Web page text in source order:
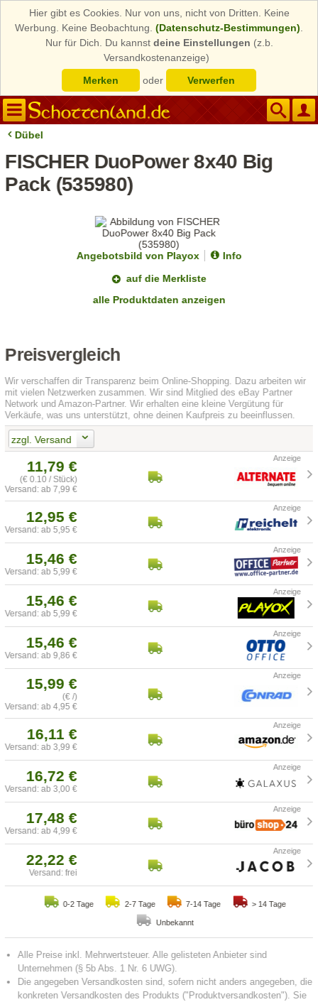
Hier gibt es Cookies. Nur von uns, nicht von Dritten. Keine
Werbung. Keine Beobachtung. (Datenschutz-Bestimmungen)
Nur für Dich. Du kannst deine Einstellungen (z.b.
Versandkostenanzeige)
Merken
oder Verwerfen
Dübel
FISCHER DuoPower 8x40 Big
Pack (535980)
Angebotsbild von Playox
Info
auf die Merkliste
alle Produktdaten anzeigen
Preisvergleich
Wir verschaffen dir Transparenz beim Online-Shopping. Dazu arbeiten wir
mit vielen Netzwerken zusammen. Wir sind Mitglied des eBay Partner
Network und Amazon-Partner. Wir erhalten eine kleine Vergütung für
Verkäufe, was uns unterstützt, ohne deinen Kaufpreis zu beeinflussen.
zzgl. Versand
11,79 €
(€ 0.10 / Stück)
Versand: ab 7,99 €
12,95 €
Versand: ab 5,95 €
15,46 €
Versand: ab 5,99 €
15,46 €
Versand: ab 5,99 €
15,46 €
Versand: ab 9,86 €
15,99 €
(€ /)
Versand: ab 4,95 €
16,11 €
Versand: ab 3,99 €
16,72 €
Versand: ab 3,00 €
17,48 €
Versand: ab 4,99 €
22,22 €
Versand: frei
0-2 Tage 2-7 Tage 7-14 Tage > 14 Tage
Unbekannt